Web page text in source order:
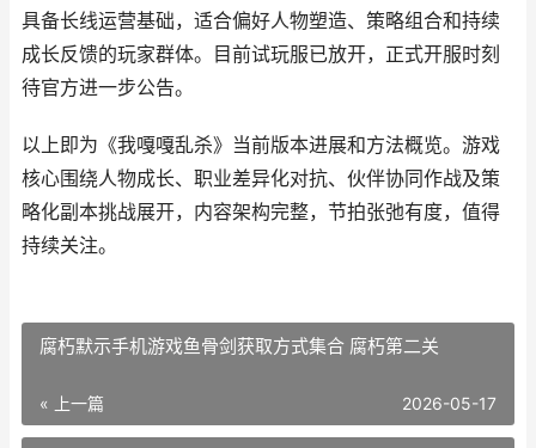
具备长线运营基础，适合偏好人物塑造、策略组合和持续
成长反馈的玩家群体。目前试玩服已放开，正式开服时刻
待官方进一步公告。
以上即为《我嘎嘎乱杀》当前版本进展和方法概览。游戏
核心围绕人物成长、职业差异化对抗、伙伴协同作战及策
略化副本挑战展开，内容架构完整，节拍张弛有度，值得
持续关注。
腐朽默示手机游戏鱼骨剑获取方式集合 腐朽第二关
« 上一篇 2026-05-17